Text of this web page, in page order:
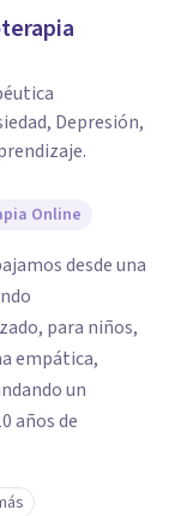
Depresión,
Online
desde una
para niños,
empática,
un
años de